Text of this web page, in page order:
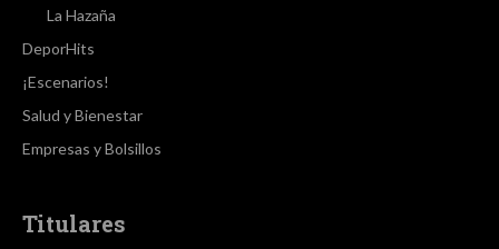
La Hazaña
DeporHits
¡Escenarios!
Salud y Bienestar
Empresas y Bolsillos
Titulares